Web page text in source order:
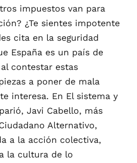
impuestos van para
¿Te sientes impotente
cita en la seguridad
España es un país de
contestar estas
a poner de mala
interesa. En El sistema y
Javi Cabello, más
Alternativo,
a la acción colectiva,
la cultura de lo